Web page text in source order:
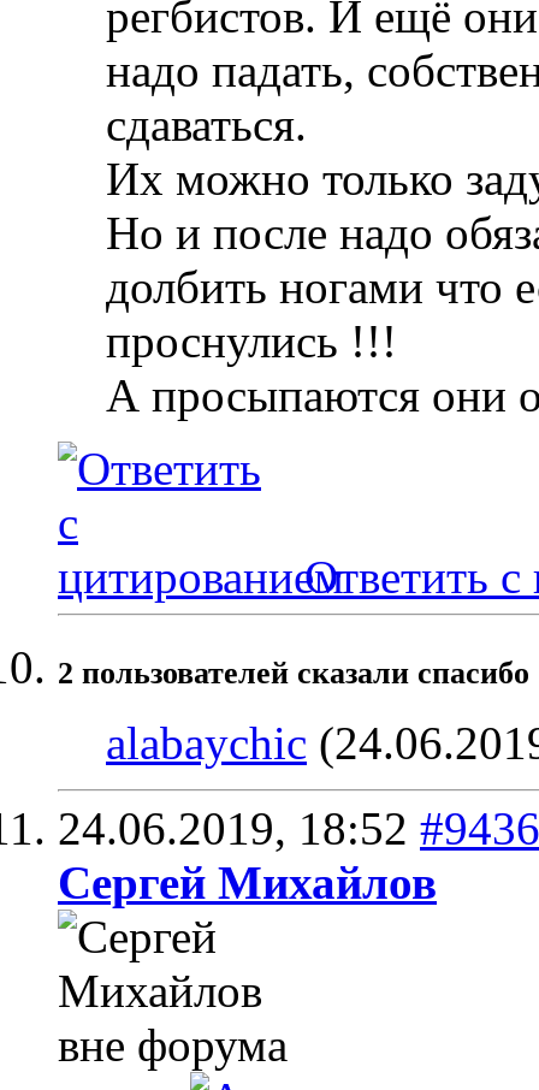
регбистов. И ещё
надо падать,
сдаваться.
Их можно только
Но и после надо
долбить ногами что
проснулись !!!
А просыпаются они
Ответить с
2 пользователей сказали
alabaychic
24.06.2019, 18:52 #9436
Сергей Михайлов